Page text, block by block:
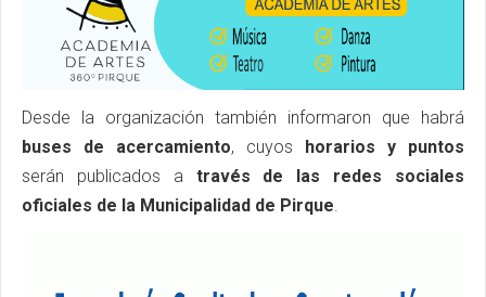
Desde la organización también informaron que habrá
buses de acercamiento, cuyos horarios y puntos
serán publicados a través de las redes sociales
oficiales de la Municipalidad de Pirque